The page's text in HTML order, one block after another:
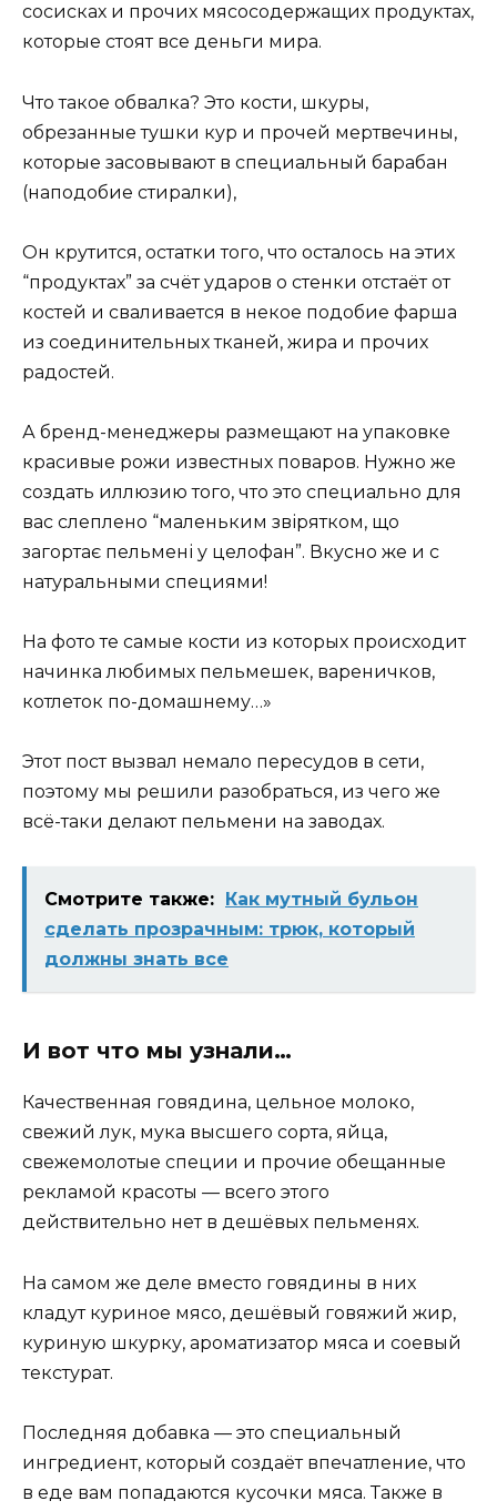
сосисках и прочих мясосодержащих продуктах,
которые стоят все деньги мира.
Что такое обвалка? Это кости, шкуры,
обрезанные тушки кур и прочей мертвечины,
которые засовывают в специальный барабан
(наподобие стиралки),
Он крутится, остатки того, что осталось на этих
“продуктах” за счёт ударов о стенки отстаёт от
костей и сваливается в некое подобие фарша
из соединительных тканей, жира и прочих
радостей.
А бренд-менеджеры размещают на упаковке
красивые рожи известных поваров. Нужно же
создать иллюзию того, что это специально для
вас слеплено “маленьким звірятком, що
загортає пельмені у целофан”. Вкусно же и с
натуральными специями!
На фото те самые кости из которых происходит
начинка любимых пельмешек, вареничков,
котлеток по-домашнему…»
Этот пост вызвал немало пересудов в сети,
поэтому мы решили разобраться, из чего же
всё-таки делают пельмени на заводах.
Смотрите также:
Как мутный бульон
сделать прозрачным: трюк, который
должны знать все
И вот что мы узнали…
Качественная говядина, цельное молоко,
свежий лук, мука высшего сорта, яйца,
свежемолотые специи и прочие обещанные
рекламой красоты — всего этого
действительно нет в дешёвых пельменях.
На самом же деле вместо говядины в них
кладут куриное мясо, дешёвый говяжий жир,
куриную шкурку, ароматизатор мяса и соевый
текстурат.
Последняя добавка — это специальный
ингредиент, который создаёт впечатление, что
в еде вам попадаются кусочки мяса. Также в